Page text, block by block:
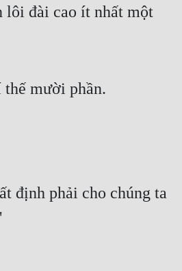
lôi đài cao ít nhất một
thế mười phần.
định phải cho chúng ta